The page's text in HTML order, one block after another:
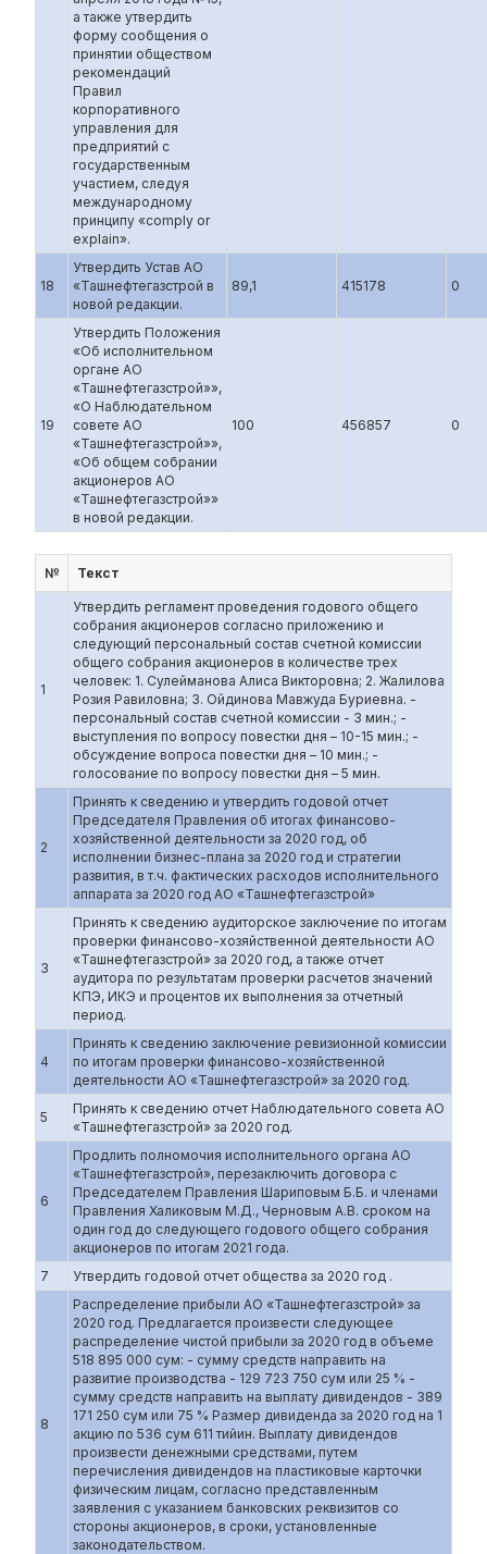
а также утвердить
форму сообщения о
принятии обществом
рекомендаций
Правил
корпоративного
управления для
предприятий с
государственным
участием, следуя
международному
принципу «comply or
explain».
18
Утвердить Устав АО
«Ташнефтегазстрой в
новой редакции.
89,1 415178 0
19
Утвердить Положения
«Об исполнительном
органе АО
«Ташнефтегазстрой»»,
«О Наблюдательном
совете АО
«Ташнефтегазстрой»»,
«Об общем собрании
акционеров АО
«Ташнефтегазстрой»»
в новой редакции.
100 456857 0
№ Текст
1
Утвердить регламент проведения годового общего
собрания акционеров согласно приложению и
следующий персональный состав счетной комиссии
общего собрания акционеров в количестве трех
человек: 1. Сулейманова Алиса Викторовна; 2. Жалилова
Розия Равиловна; 3. Ойдинова Мавжуда Буриевна. -
персональный состав счетной комиссии - 3 мин.; -
выступления по вопросу повестки дня – 10-15 мин.; -
обсуждение вопроса повестки дня – 10 мин.; -
голосование по вопросу повестки дня – 5 мин.
2
Принять к сведению и утвердить годовой отчет
Председателя Правления об итогах финансово-
хозяйственной деятельности за 2020 год, об
исполнении бизнес-плана за 2020 год и стратегии
развития, в т.ч. фактических расходов исполнительного
аппарата за 2020 год АО «Ташнефтегазстрой»
3
Принять к сведению аудиторское заключение по итогам
проверки финансово-хозяйственной деятельности АО
«Ташнефтегазстрой» за 2020 год, а также отчет
аудитора по результатам проверки расчетов значений
КПЭ, ИКЭ и процентов их выполнения за отчетный
период.
4
Принять к сведению заключение ревизионной комиссии
по итогам проверки финансово-хозяйственной
деятельности АО «Ташнефтегазстрой» за 2020 год.
5
Принять к сведению отчет Наблюдательного совета АО
«Ташнефтегазстрой» за 2020 год.
6
Продлить полномочия исполнительного органа АО
«Ташнефтегазстрой», перезаключить договора с
Председателем Правления Шариповым Б.Б. и членами
Правления Халиковым М.Д., Черновым А.В. сроком на
один год до следующего годового общего собрания
акционеров по итогам 2021 года.
7
Утвердить годовой отчет общества за 2020 год .
8
Распределение прибыли АО «Ташнефтегазстрой» за
2020 год. Предлагается произвести следующее
распределение чистой прибыли за 2020 год в объеме
518 895 000 сум: - сумму средств направить на
развитие производства - 129 723 750 сум или 25 % -
сумму средств направить на выплату дивидендов - 389
171 250 сум или 75 % Размер дивиденда за 2020 год на 1
акцию по 536 сум 611 тийин. Выплату дивидендов
произвести денежными средствами, путем
перечисления дивидендов на пластиковые карточки
физическим лицам, согласно представленным
заявления с указанием банковских реквизитов со
стороны акционеров, в сроки, установленные
законодательством.